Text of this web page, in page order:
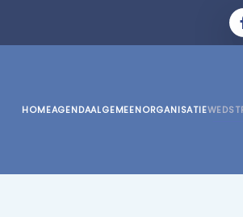
HOMEAGENDAALGEMEENORGANISATIE